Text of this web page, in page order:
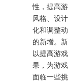
性，提高
风格、设
化和调整
的新增。
以提高游
果，为游
面临一些